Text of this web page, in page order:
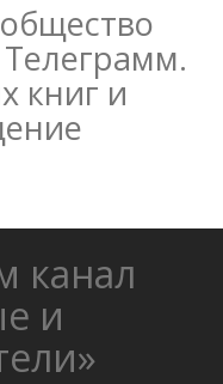
книг и
канал
и